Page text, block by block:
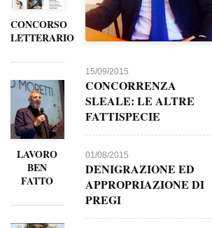
CONCORSO
LETTERARIO
LAVORO
BEN
FATTO
15/09/2015
CONCORRENZA
SLEALE: LE ALTRE
FATTISPECIE
01/08/2015
DENIGRAZIONE ED
APPROPRIAZIONE DI
PREGI